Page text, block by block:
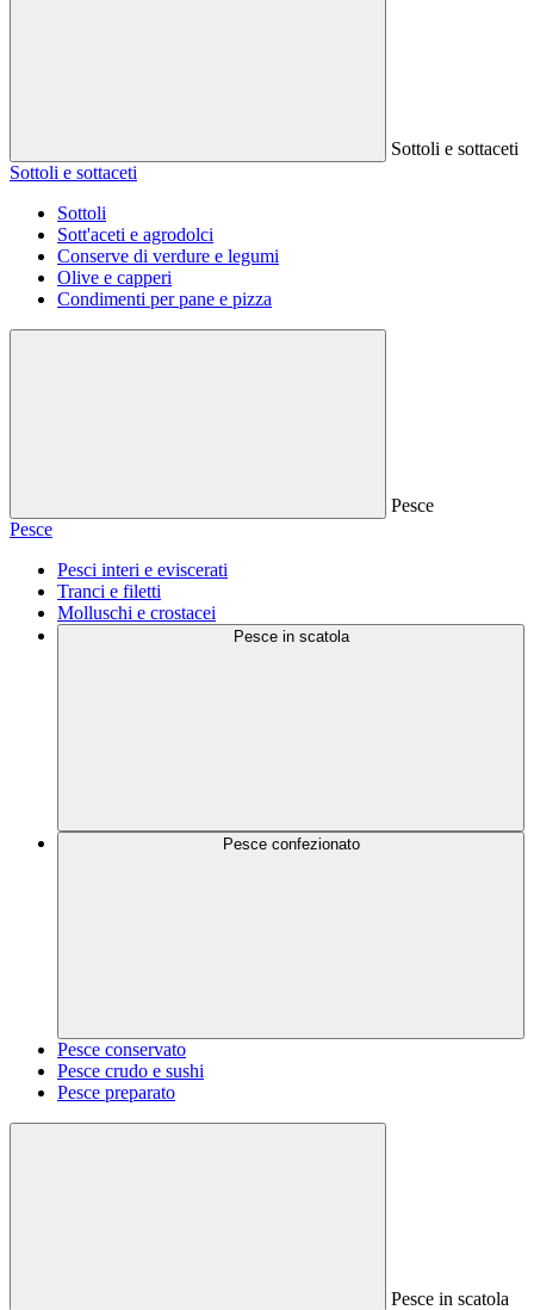
Sottoli e sottaceti
Sottoli e sottaceti
Sottoli
Sott'aceti e agrodolci
Conserve di verdure e legumi
Olive e capperi
Condimenti per pane e pizza
Pesce
Pesce
Pesci interi e eviscerati
Tranci e filetti
Molluschi e crostacei
Pesce in scatola
Pesce confezionato
Pesce conservato
Pesce crudo e sushi
Pesce preparato
Pesce in scatola